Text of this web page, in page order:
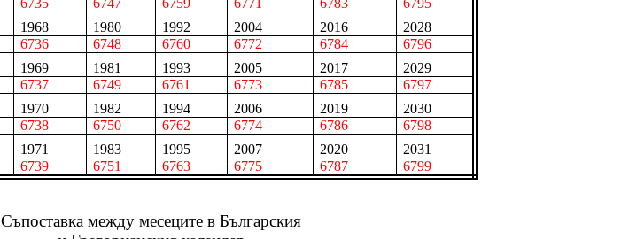
6735 6747 6759 6771 6783
6795
1968 1980 1992 2004 2016
2028
6736 6748 6760 6772 6784
6796
1969 1981 1993 2005 2017
2029
6737 6749 6761 6773 6785
6797
1970 1982 1994 2006 2019
2030
6738 6750 6762 6774 6786
6798
1971 1983 1995 2007 2020
2031
6739 6751 6763 6775 6787 6799
Съпоставка между месеците в Българския